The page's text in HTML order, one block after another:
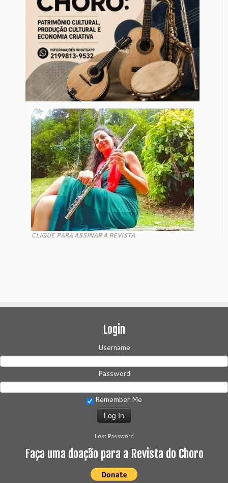
CLIQUE PARA ASSINAR A REVISTA
Login
Username
Password
Remember Me
Lost Password
Faça uma doação para a Revista do Choro